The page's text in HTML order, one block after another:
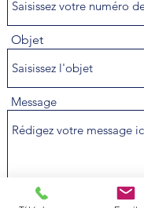
Objet
Message